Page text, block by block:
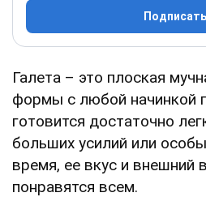
Галета – это плоская
формы с любой начинкой
готовится достаточно
больших усилий или
время, ее вкус и внешний
понравятся всем.